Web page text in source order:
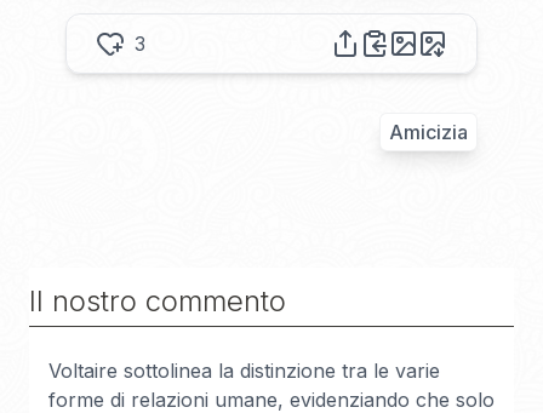
3
Amicizia
Il nostro commento
Voltaire sottolinea la distinzione tra le varie
forme di relazioni umane, evidenziando che solo